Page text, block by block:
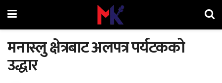
मनास्लु क्षेत्रबाट अलपत्र पर्यटकको
उद्धार